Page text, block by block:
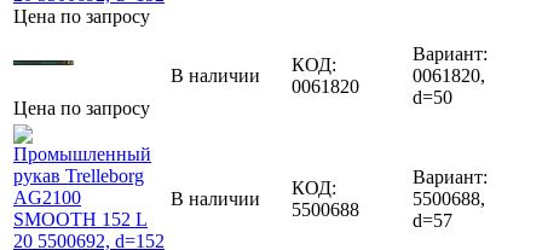
Цена по запросу
Цена по запросу
В наличии
КОД:
0061820
Вариант:
0061820,
d=50
В наличии
КОД:
5500688
Вариант:
5500688,
d=57